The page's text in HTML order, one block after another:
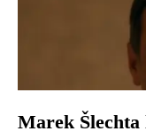
Marek